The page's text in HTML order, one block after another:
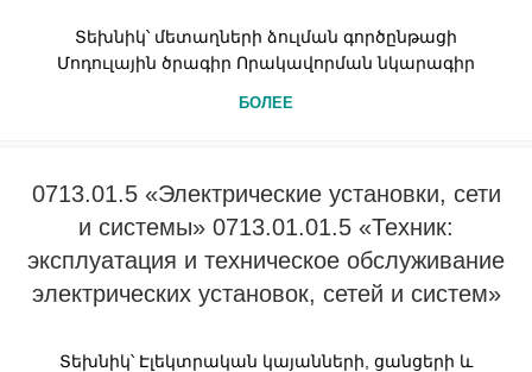
Տեխնիկ՝ մետաղների ձուլման գործընթացի
Մոդուլային ծրագիր Որակավորման նկարագիր
БОЛЕЕ
0713.01.5 «Электрические установки, сети
и системы» 0713.01.01.5 «Техник:
эксплуатация и техническое обслуживание
электрических установок, сетей и систем»
Տեխնիկ՝ Էլեկտրական կայանների, ցանցերի և